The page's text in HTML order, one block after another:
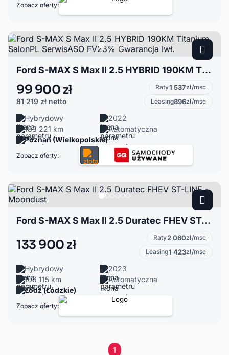
Zobacz oferty:
Ford S-MAX S Max II 2.5 HYBRID 190KM Titanium SalonPL SerwisASO FV23% Gwarancja Iwł.
99 900 zł
81 219 zł netto
Raty1 537zł/msc
Leasing896zł/msc
Hybrydowy
2022
183 221 km
Automatyczna
Poznań (Wielkopolskie)
Zobacz oferty:
Ford S-MAX S Max II 2.5 Duratec FHEV ST-LINE - Moondust
133 900 zł Raty2 060zł/msc
Leasing1 423zł/msc
Hybrydowy
2023
106 115 km
Automatyczna
Łódź (Łódzkie)
Zobacz oferty:
1